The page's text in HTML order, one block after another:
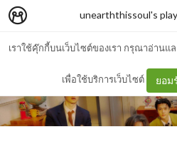
เราใช้คุ๊กกี้บนเว็บไซต์ของเรา กรุณาอ่านแ
เพื่อใช้บริการเว็บไซต์ ยอม
unearththissoul's